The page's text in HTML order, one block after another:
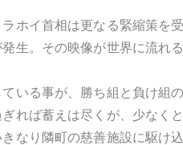
ホイ首相は更なる緊縮策
生。その映像が世界に流れ
いる事が、勝ち組と負け組
れば蓄えは尽くが、少なく
なり隣町の慈善施設に駆け